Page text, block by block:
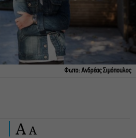
Φωτο: Ανδρέας Σιμόπουλος
A A